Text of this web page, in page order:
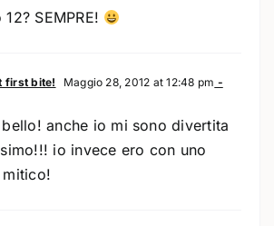
SEMPRE!
first bite! Maggio 28, 2012 at 12:48 pm -
anche io mi sono divertita
io invece ero con uno